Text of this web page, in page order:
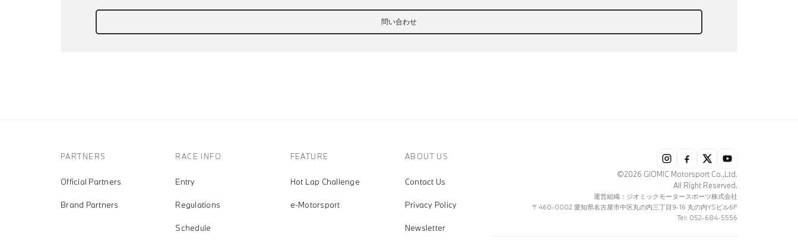
問い合わせ
PARTNERS
Official Partners
Brand Partners
RACE INFO
Entry
Regulations
Schedule
FEATURE
Hot Lap Challenge
e-Motorsport
ABOUT US
Contact Us
Privacy Policy
Newsletter
©2026 GIOMIC Motorsport Co.,Ltd.
All Right Reserved.
運営組織：ジオミックモータースポーツ株式会社
〒460-0002 愛知県名古屋市中区丸の内三丁目9-16 丸の内YSビル6F
Tel: 052-684-5556